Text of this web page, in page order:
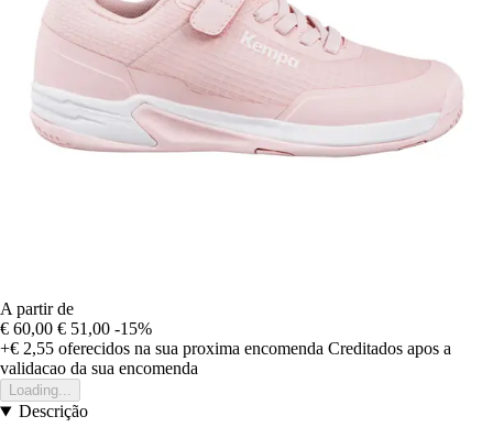
A partir de
€ 60,00 € 51,00 -15%
+€ 2,55 oferecidos na sua proxima encomenda Creditados apos a
validacao da sua encomenda
Loading...
Descrição